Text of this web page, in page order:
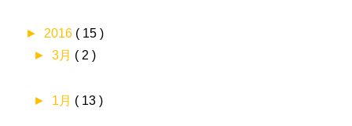
► 2016 ( 15 )
►3月 ( 2 )
► 1月 ( 13 )